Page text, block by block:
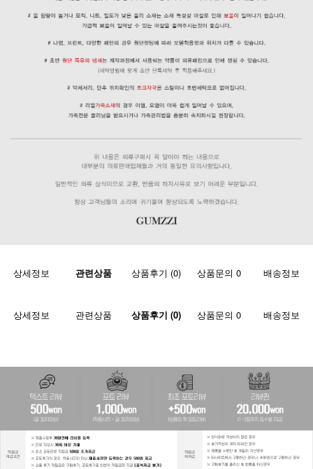
상세정보 관련상품 상품후기 (0) 상품문의 0 배송정보
상세정보 관련상품 상품후기 (0) 상품문의 0 배송정보